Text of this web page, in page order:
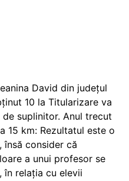
David din județul
10 la Titularizare va
suplinitor. Anul trecut
15 km: Rezultatul este o
însă consider că
a unui profesor se
în relația cu elevii